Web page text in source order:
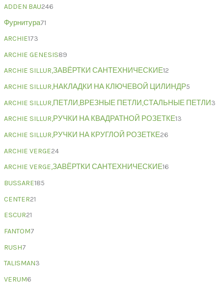
ADDEN BAU246
Фурнитура71
ARCHIE173
ARCHIE GENESIS89
ARCHIE SILLUR,ЗАВЁРТКИ САНТЕХНИЧЕСКИЕ12
ARCHIE SILLUR,НАКЛАДКИ НА КЛЮЧЕВОЙ ЦИЛИНДР5
ARCHIE SILLUR,ПЕТЛИ,ВРЕЗНЫЕ ПЕТЛИ,СТАЛЬНЫЕ ПЕТЛИ3
ARCHIE SILLUR,РУЧКИ НА КВАДРАТНОЙ РОЗЕТКЕ13
ARCHIE SILLUR,РУЧКИ НА КРУГЛОЙ РОЗЕТКЕ26
ARCHIE VERGE24
ARCHIE VERGE,ЗАВЁРТКИ САНТЕХНИЧЕСКИЕ16
BUSSARE185
CENTER21
ESCUR21
FANTOM7
RUSH7
TALISMAN3
VERUM6